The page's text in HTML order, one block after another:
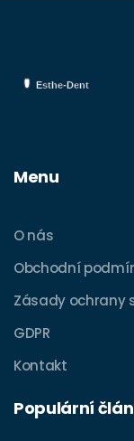
Menu
O nás
Obchodní
Zásady ochrany
GDPR
Kontakt
Populární